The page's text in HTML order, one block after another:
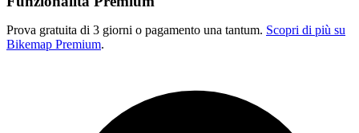
Prova gratuita di 3 giorni o pagamento una tantum. Scopri di più su
Bikemap Premium.